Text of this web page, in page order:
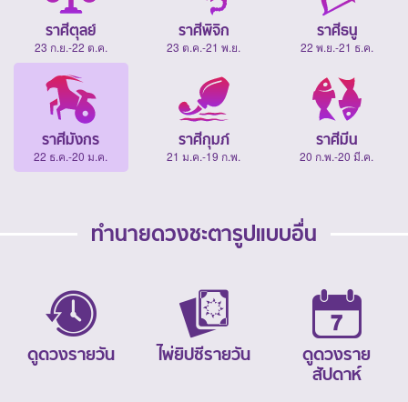
ราศีตุลย์
23 ก.ย.-22 ต.ค.
ราศีพิจิก
23 ต.ค.-21 พ.ย.
ราศีธนู
22 พ.ย.-21 ธ.ค.
ราศีมังกร
22 ธ.ค.-20 ม.ค.
ราศีกุมภ์
21 ม.ค.-19 ก.พ.
ราศีมีน
20 ก.พ.-20 มี.ค.
ทำนายดวงชะตารูปแบบอื่น
ดูดวงรายวัน ไพ่ยิปซีรายวัน
ดูดวงราย
สัปดาห์